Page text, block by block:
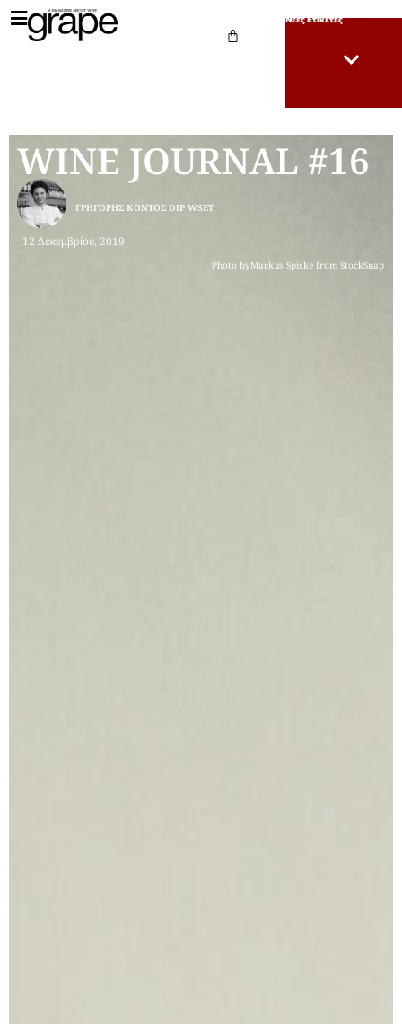
Νέες Ετικέτες
WINE JOURNAL #16
12 Δεκεμβρίου, 2019
ΓΡΗΓΌΡΗΣ ΚΌΝΤΟΣ DIP WSET
Photo byMarkus Spiske from StockSnap